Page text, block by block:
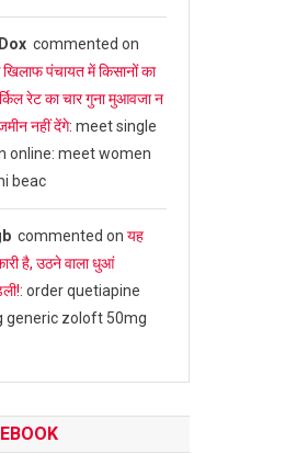
commented on
पंचायत में किसानों का
रेट का चार गुना मुआवजा न
नहीं देंगे: meet single
online: meet women
beac
commented on यह
है, उठने वाला धुआं
: order quetiapine
generic zoloft 50mg